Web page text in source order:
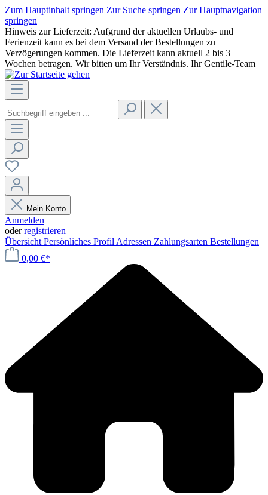
Zum Hauptinhalt springen Zur Suche springen Zur Hauptnavigation
springen
Hinweis zur Lieferzeit: Aufgrund der aktuellen Urlaubs- und
Ferienzeit kann es bei dem Versand der Bestellungen zu
Verzögerungen kommen. Die Lieferzeit kann aktuell 2 bis 3
Wochen betragen. Wir bitten um Ihr Verständnis. Ihr Gentile-Team
Mein Konto
Anmelden
oderregistrieren
Übersicht Persönliches Profil Adressen Zahlungsarten Bestellungen
0,00 €*